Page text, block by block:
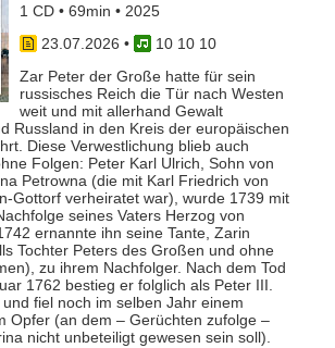
1 CD • 69min • 2025
23.07.2026 •
10 10 10
Zar Peter der Große hatte für sein
russisches Reich die Tür nach Westen
weit und mit allerhand Gewalt
Russland in den Kreis der europäischen
Diese Verwestlichung blieb auch
Folgen: Peter Karl Ulrich, Sohn von
Petrowna (die mit Karl Friedrich von
Gottorf verheiratet war), wurde 1739 mit
seines Vaters Herzog von
ernannte ihn seine Tante, Zarin
Tochter Peters des Großen und ohne
zu ihrem Nachfolger. Nach dem Tod
1762 bestieg er folglich als Peter III.
fiel noch im selben Jahr einem
Opfer (an dem – Gerüchten zufolge –
nicht unbeteiligt gewesen sein soll).